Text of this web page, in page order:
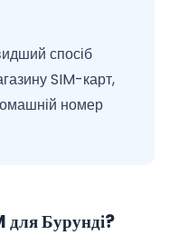
спосіб
SIM-карт,
номер
Бурунді?